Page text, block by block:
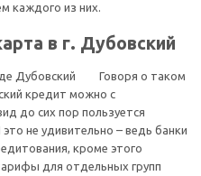
каждого из них.
в г. Дубовский
Говоря о таком
кредит можно с
до сих пор пользуется
не удивительно – ведь банки
кроме этого
для отдельных групп